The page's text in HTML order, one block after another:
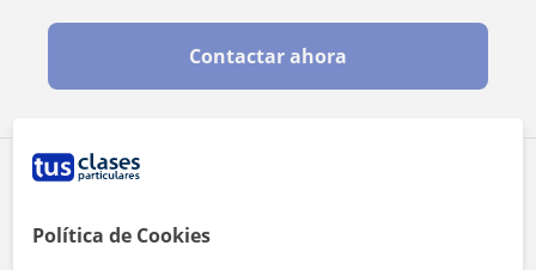
Comparte a este profesor
Contactar ahora
Política de Cookies